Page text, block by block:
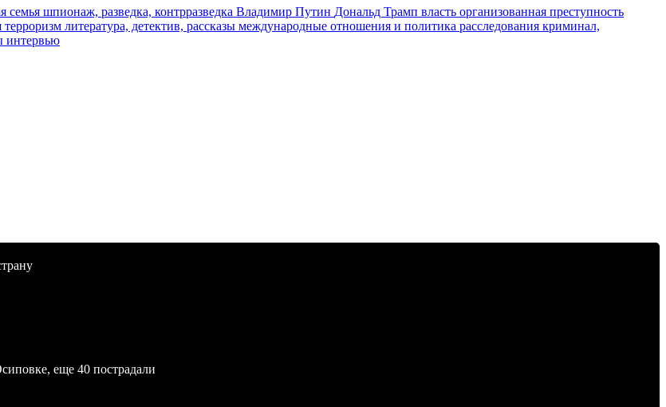
семья шпионаж, разведка, контрразведка Владимир Путин Дональд Трамп власть организованная преступность
терроризм литература, детектив, рассказы международные отношения и политика расследования криминал,
интервью
еще 40 пострадали